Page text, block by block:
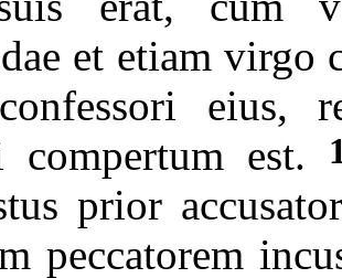
et etiam virgo
eius,
compertum est.
prior
peccatorem